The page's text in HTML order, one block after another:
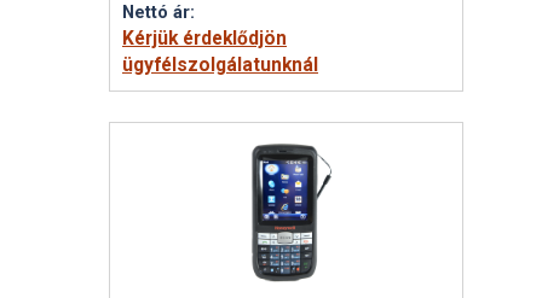
Nettó ár:
Kérjük érdeklődjön
ügyfélszolgálatunknál